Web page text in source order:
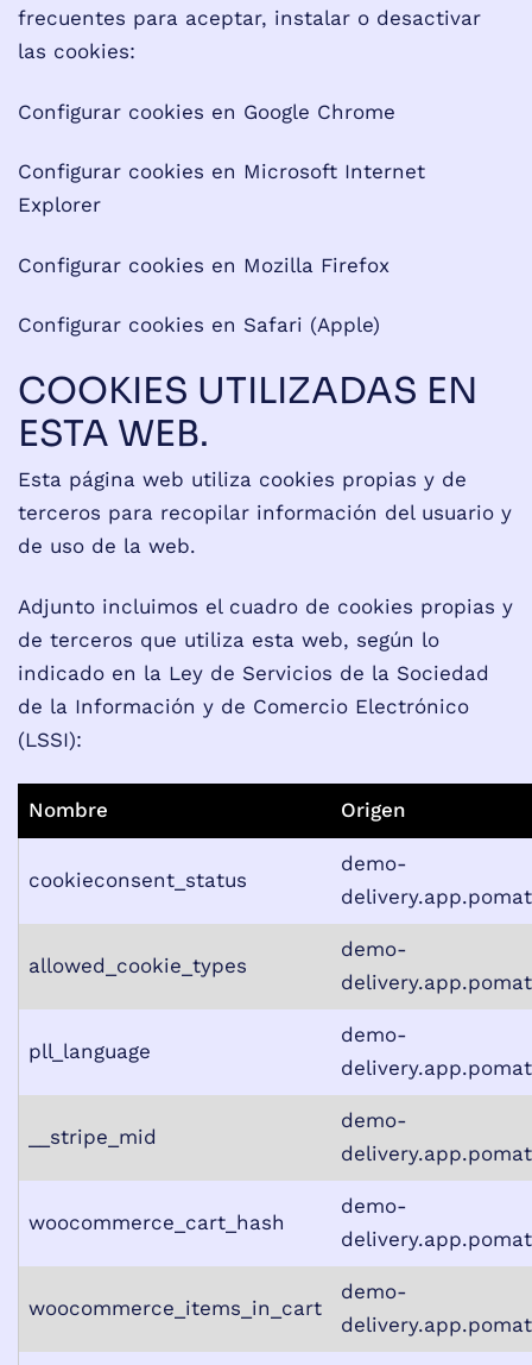
frecuentes para aceptar, instalar o desactivar
las cookies:
Configurar cookies en Google Chrome
Configurar cookies en Microsoft Internet
Explorer
Configurar cookies en Mozilla Firefox
Configurar cookies en Safari (Apple)
COOKIES UTILIZADAS EN
ESTA WEB.
Esta página web utiliza cookies propias y de
terceros para recopilar información del usuario y
de uso de la web.
Adjunto incluimos el cuadro de cookies propias y
de terceros que utiliza esta web, según lo
indicado en la Ley de Servicios de la Sociedad
de la Información y de Comercio Electrónico
(LSSI):
Nombre Origen
cookieconsent_status
demo-
allowed_cookie_types
demo-
pll_language
demo-
__stripe_mid
demo-
woocommerce_cart_hash
demo-
woocommerce_items_in_cart
demo-